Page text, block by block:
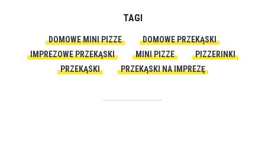
TAGI
DOMOWE MINI PIZZE
DOMOWE PRZEKĄSKI
IMPREZOWE PRZEKĄSKI
MINI PIZZE
PIZZERINKI
PRZEKĄSKI
PRZEKĄSKI NA IMPREZĘ